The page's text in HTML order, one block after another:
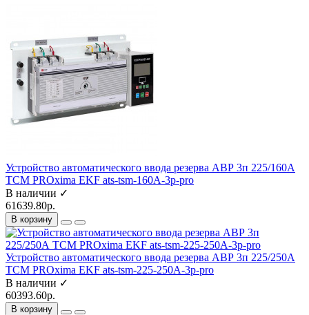
Устройство автоматического ввода резерва АВР 3п 225/160А
ТСМ PROxima EKF ats-tsm-160A-3p-pro
В наличии ✓
61639.80р.
В корзину
Устройство автоматического ввода резерва АВР 3п 225/250А
ТСМ PROxima EKF ats-tsm-225-250A-3p-pro
В наличии ✓
60393.60р.
В корзину